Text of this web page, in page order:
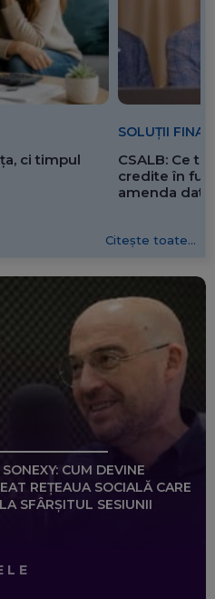
ci timpul
SOLUȚII
CSALB: Ce
credite în
amenda
Citește toate...
CUM DEVINE
REȚEAUA SOCIALĂ CARE
SFÂRȘITUL SESIUNII